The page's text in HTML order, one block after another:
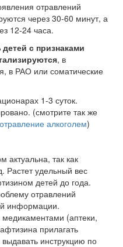
отравлений
через 30-60 минут, а
12-24 часа.
с признаками
, в
в РАО или соматические
1-3 суток.
(смотрите так же
отравление алкоголем)
актуальна, так как
Растет удельный вес
детей до года.
отравлений
информации.
(аптеки,
прилагать
инструкцию по